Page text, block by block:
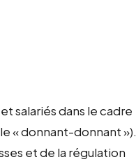
salariés dans le cadre
« donnant-donnant »).
et de la régulation